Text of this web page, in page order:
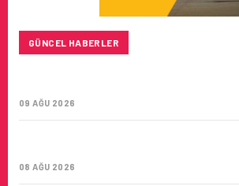
GÜNCEL HABERLER
09 AĞU 2026
08 AĞU 2026